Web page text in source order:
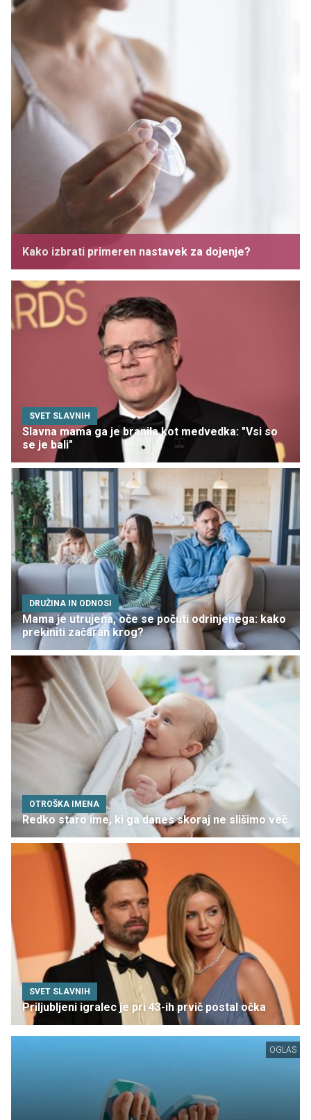
Kako izbrati primeren nastavek za dojenje?
SVET SLAVNIH
Slavna mama ga je branila kot medvedka: "Vsi so
se je bali"
DRUŽINA IN ODNOSI
Mama je utrujena, oče se počuti odrinjenega: kako
prekiniti začaran krog?
OTROŠKA IMENA
Redko staro ime, ki ga danes skoraj ne slišimo več
SVET SLAVNIH
Priljubljeni igralec je pri 43-ih prvič postal očka
OGLAS